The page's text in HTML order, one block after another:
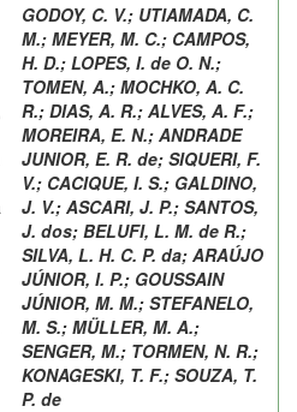
GODOY, C. V.; UTIAMADA, C.
M.; MEYER, M. C.; CAMPOS,
H. D.; LOPES, I. de O. N.;
TOMEN, A.; MOCHKO, A. C.
R.; DIAS, A. R.; ALVES, A. F.;
MOREIRA, E. N.; ANDRADE
JUNIOR, E. R. de; SIQUERI, F.
V.; CACIQUE, I. S.; GALDINO,
J. V.; ASCARI, J. P.; SANTOS,
J. dos; BELUFI, L. M. de R.;
SILVA, L. H. C. P. da; ARAÚJO
JÚNIOR, I. P.; GOUSSAIN
JÚNIOR, M. M.; STEFANELO,
M. S.; MÜLLER, M. A.;
SENGER, M.; TORMEN, N. R.;
KONAGESKI, T. F.; SOUZA, T.
P. de